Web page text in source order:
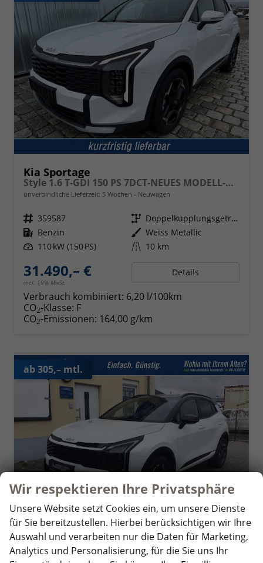
Kia Sportage
Style 1.6 T-GDI 150 PS 7DCT-NEUES MODELL-Navi 12,3 Zoll-ACC-Rückfahrkamera-Teilleder-el. Sitze-Klimaautomatik-4xSHZ-LED-18''Alu-Sofort
unverbindliche Lieferzeit: 5 Wochen Neuwagen
Fahrzeugnr. 359587 Getriebe
Doppelkupplungsgetriebe (DSG)
Kraftstoff Benzin Außenfarbe Weiss Metallic
Leistung 110 kW (150 PS) Kilometerstand 10 km
31.490,– €
incl. 19% MwSt.
Details
Verbrauch kombiniert: 6,20 l/100km
CO2-Klasse: F
CO2-Emissionen: 164,00 g/km
ab 305,– mtl.
Kia Sportage
Exclusive ACC SHZ v+h Klima Navi
Wir respektieren Ihre Privatsphäre
Unsere Website setzt Cookies ein, um unsere Dienste
für Sie bereitzustellen. Hierbei berücksichtigen wir Ihre
Auswahl und verarbeiten nur die Daten für Marketing,
Analytics und Personalisierung, für die Sie uns Ihr